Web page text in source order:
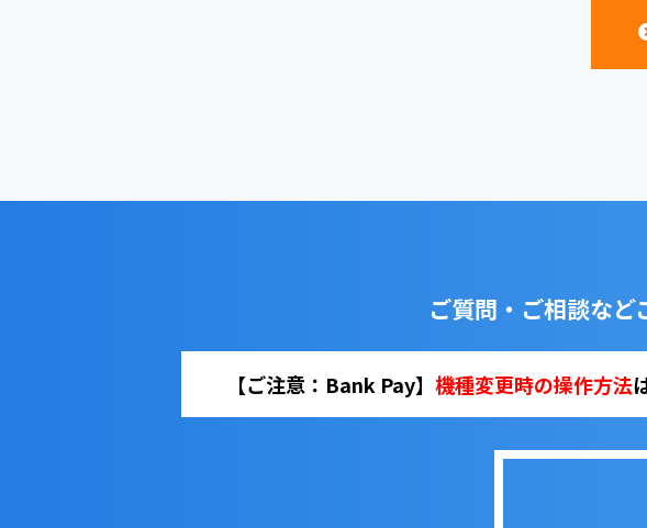
ご質問・ご相談など
【ご注意：Bank Pay】 機種変更時の操作方法